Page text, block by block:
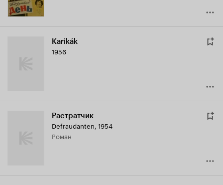
Karikák
1956
Растратчик
Defraudanten, 1954
роман